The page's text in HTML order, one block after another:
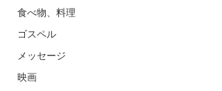
食べ物、料理
ゴスペル
メッセージ
映画